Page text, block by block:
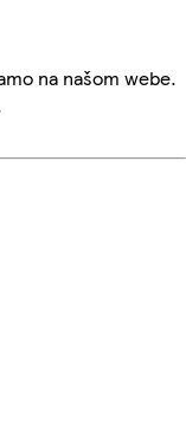
na našom webe.